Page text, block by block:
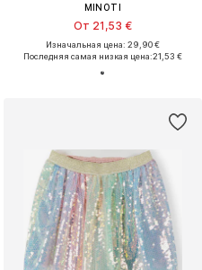
MINOTI
От 21,53 €
Изначальная цена: 29,90 €
Последняя самая низкая цена:21,53 €